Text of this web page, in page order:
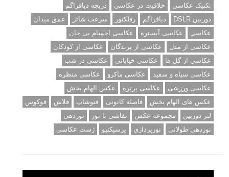
تکنیک عکاسی
خلاقیت در عکاسی
دریچه دیافراگم
دوربین DSLR
دیافراگم رفلکتور سرعت شاتر
عمق میدان
عکاسی
عکاسی آبستره
عکاسی اجسام بی جان
عکاسی از مدل
عکاسی از پرندگان
عکاسی از کودکان
عکاسی از گل ها
عکاسی خیابانی
عکاسی در شب
عکاسی سیاه و سفید
عکاسی ماکرو
عکاسی منظره
عکاسی ورزشی
عکاسی پرتره
عکس الهام بخش
عکس های الهام بخش
فاصله کانونی فتوشاپ فلاش
فوکوس
لنز دوربین
مجموعه عکس نقاشی با نور
نوردهی
نوردهی طولانی
نورپردازی پرسپکتیو ژست عکاسی